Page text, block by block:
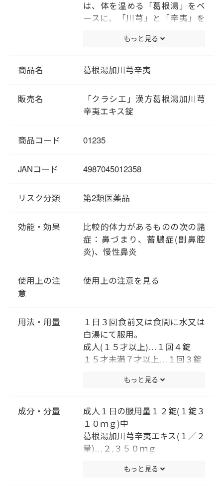
は、体を温める「葛根湯」をベ
ースに、「川芎」と「辛夷」を
たまった「水（すい）」の発散
鼻腔炎)などの症状を改善する医
アレルゲン、寒冷等によるアレ
ルギーやウイルス感染により鼻
粘膜がうっ血し、鼻づまりなど
ような症状や、長引いて慢性化
ます。
ん。
もっと見る
商品名 葛根湯加川芎辛夷
販売名
「クラシエ」漢方葛根湯加川芎
辛夷エキス錠
商品コード 01235
JANコード 4987045012358
リスク分類 第2類医薬品
効能・効果
比較的体力があるものの次の諸
症：鼻づまり、蓄膿症(副鼻腔
炎)、慢性鼻炎
使用上の注
意
使用上の注意を見る
用法・用量
１日３回食前又は食間に水又は
白湯にて服用。
成人(１５才以上)…１回４錠
１５才未満７才以上…１回３錠
５才未満は服用しないこと
小児に服用させる場合には、保
護者の指導監督のもとに服用さ
せてください。
もっと見る
成分・分量
成人１日の服用量１２錠(１錠３
１０ｍｇ)中
葛根湯加川芎辛夷エキス(１／２
量)…２,３５０ｍｇ
ｇ、タイソウ・センキュウ・シ
もっと見る